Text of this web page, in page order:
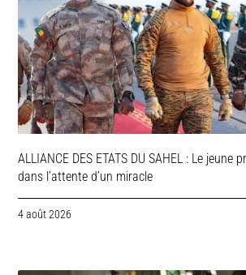
ALLIANCE DES ETATS DU SAHEL : Le jeune
dans l’attente d’un miracle
4 août 2026